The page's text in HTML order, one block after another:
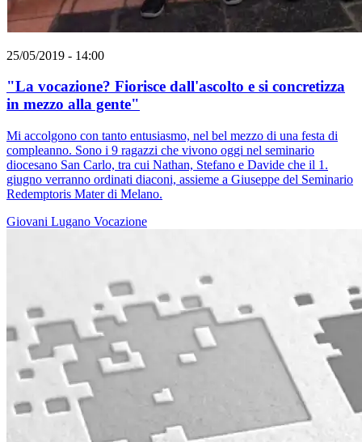
25/05/2019 - 14:00
"La vocazione? Fiorisce dall'ascolto e si concretizza
in mezzo alla gente"
Mi accolgono con tanto entusiasmo, nel bel mezzo di una festa di
compleanno. Sono i 9 ragazzi che vivono oggi nel seminario
diocesano San Carlo, tra cui Nathan, Stefano e Davide che il 1.
giugno verranno ordinati diaconi, assieme a Giuseppe del Seminario
Redemptoris Mater di Melano.
Giovani Lugano Vocazione